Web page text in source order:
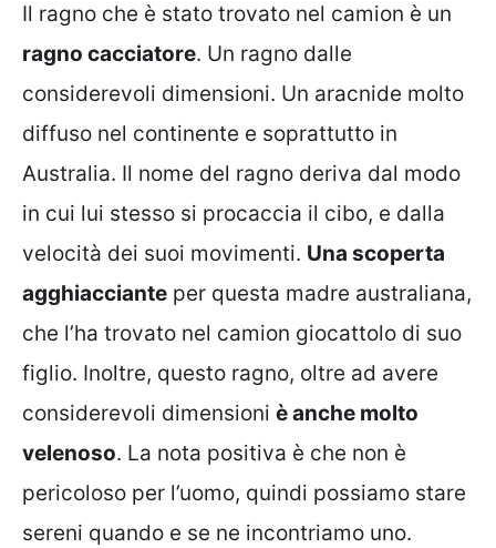
Il ragno che è stato trovato nel camion è un
ragno cacciatore. Un ragno dalle
considerevoli dimensioni. Un aracnide molto
diffuso nel continente e soprattutto in
Australia. Il nome del ragno deriva dal modo
in cui lui stesso si procaccia il cibo, e dalla
velocità dei suoi movimenti. Una scoperta
agghiacciante per questa madre australiana,
che l’ha trovato nel camion giocattolo di suo
figlio. Inoltre, questo ragno, oltre ad avere
considerevoli dimensioni è anche molto
velenoso. La nota positiva è che non è
pericoloso per l’uomo, quindi possiamo stare
sereni quando e se ne incontriamo uno.